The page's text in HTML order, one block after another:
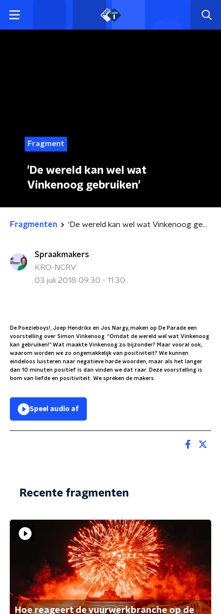
Fragment
'De wereld kan wel wat
Vinkenoog gebruiken'
Fragmenten 'De wereld kan wel wat Vinkenoog gebruiken'
Spraakmakers
KRO-NCRV
03 juli 2018 09:30 - 11:30
De Poezieboys!, Joep Hendrikx en Jos Nargy, maken op De Parade een
voorstelling over Simon Vinkenoog. “Omdat de wereld wel wat Vinkenoog
kan gebruiken!” Wat maakte Vinkenoog zo bijzonder? Maar vooral ook,
waarom worden we zo ongemakkelijk van positiviteit? We kunnen
eindeloos luisteren naar negatieve harde woorden, maar als het langer
dan 10 minuten positief is dan vinden we dat raar. Deze voorstelling is
bom van liefde en positiviteit. We spreken de makers.
Speel audio af
Recente fragmenten
Hoe reageert de vuurwerkbranche op de